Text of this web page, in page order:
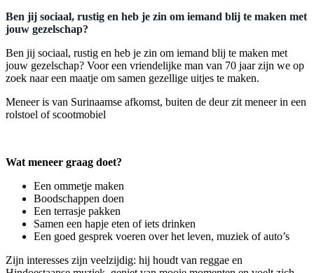
Ben jij sociaal, rustig en heb je zin om iemand blij te maken met
jouw gezelschap?
Ben jij sociaal, rustig en heb je zin om iemand blij te maken met
jouw gezelschap? Voor een vriendelijke man van 70 jaar zijn we op
zoek naar een maatje om samen gezellige uitjes te maken.
Meneer is van Surinaamse afkomst, buiten de deur zit meneer in een
rolstoel of scootmobiel
Wat meneer graag doet?
Een ommetje maken
Boodschappen doen
Een terrasje pakken
Samen een hapje eten of iets drinken
Een goed gesprek voeren over het leven, muziek of auto’s
Zijn interesses zijn veelzijdig: hij houdt van reggae en